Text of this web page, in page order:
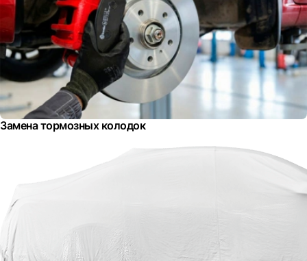
Замена тормозных колодок